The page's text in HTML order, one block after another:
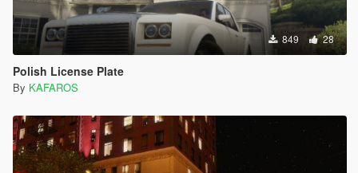
849 28
Polish License Plate
By KAFAROS